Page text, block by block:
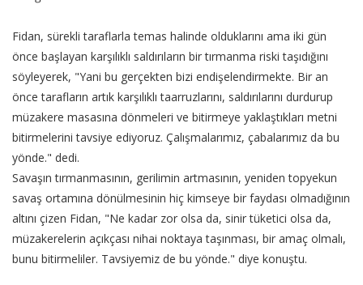
Fidan, sürekli taraflarla temas halinde olduklarını ama iki gün
önce başlayan karşılıklı saldırıların bir tırmanma riski taşıdığını
söyleyerek, "Yani bu gerçekten bizi endişelendirmekte. Bir an
önce tarafların artık karşılıklı taarruzlarını, saldırılarını durdurup
müzakere masasına dönmeleri ve bitirmeye yaklaştıkları metni
bitirmelerini tavsiye ediyoruz. Çalışmalarımız, çabalarımız da bu
yönde." dedi.
Savaşın tırmanmasının, gerilimin artmasının, yeniden topyekun
savaş ortamına dönülmesinin hiç kimseye bir faydası olmadığının
altını çizen Fidan, "Ne kadar zor olsa da, sinir tüketici olsa da,
müzakerelerin açıkçası nihai noktaya taşınması, bir amaç olmalı,
bunu bitirmeliler. Tavsiyemiz de bu yönde." diye konuştu.